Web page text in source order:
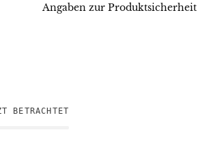
Angaben zur Produktsicherheit
BETRACHTET